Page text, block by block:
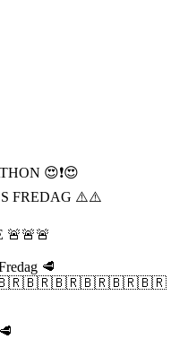
😍❗️😍
FREDAG ⚠️⚠️
🥩